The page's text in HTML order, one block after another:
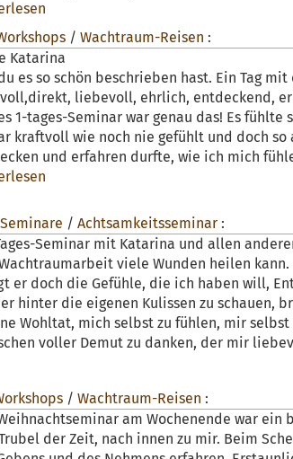
/ Wachtraum-Reisen :
Katarina
es so schön beschrieben hast. Ein Tag
liebevoll, ehrlich, entdeckend,
1-tages-Seminar war genau das! Es
kraftvoll wie noch nie gefühlt und doch
und erfahren durfte, wie ich mich
Seminare / Achtsamkeitsseminar :
Seminar mit Katarina und allen
viele Wunden heilen
er doch die Gefühle, die ich haben will,
hinter die eigenen Kulissen zu schauen,
Wohltat, mich selbst zu fühlen, mir
voller Demut zu danken, der mir
/ Wachtraum-Reisen :
am Wochenende war ein
der Zeit, nach innen zu mir. Beim